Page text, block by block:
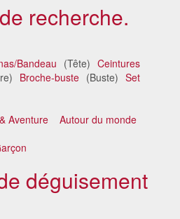
recherche.
Bandeau (Tête) Ceintures
Broche-buste (Buste) Set
Aventure
Autour du monde
déguisement